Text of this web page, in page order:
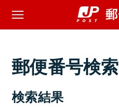
郵便番号検索
検索結果